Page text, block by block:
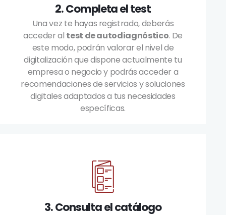
2. Completa el test
Una vez te hayas registrado, deberás
acceder al test de autodiagnóstico. De
este modo, podrán valorar el nivel de
digitalización que dispone actualmente tu
empresa o negocio y podrás acceder a
recomendaciones de servicios y soluciones
digitales adaptados a tus necesidades
específicas.
3. Consulta el catálogo